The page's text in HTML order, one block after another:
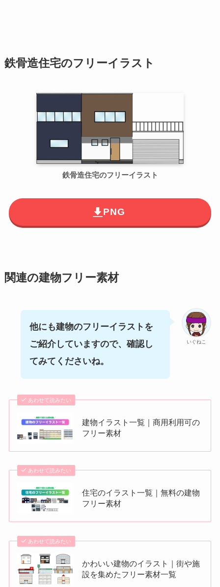
鉄骨造住宅のフリーイラスト
鉄骨造住宅のフリーイラスト
PNG
関連の建物フリー素材
いぐねこ
他にも建物のフリーイラストを
ご紹介していますので、確認し
てみてくださいね。
あわせて読みたい
建物イラスト一覧｜商用利用可の
フリー素材
あわせて読みたい
住宅のイラスト一覧｜無料の建物
フリー素材
あわせて読みたい
かわいい建物のイラスト｜街や施
設を集めたフリー素材一覧